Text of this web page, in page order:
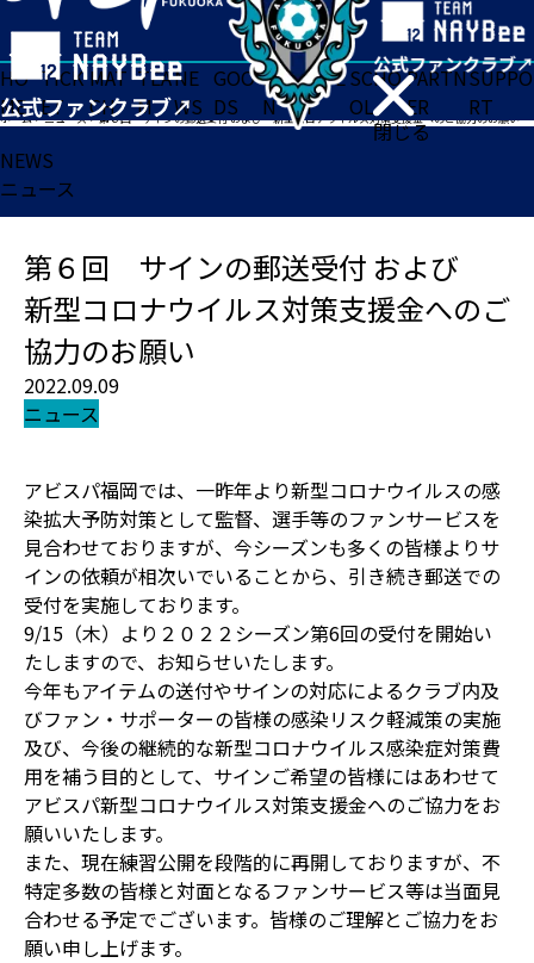
閉じる
HO
ME
TICK
ET
MAT
CH
TEA
M
NE
WS
GOO
DS
FA
N
ACADE
MY
SCHO
OL
PARTN
ER
SUPPO
RT
ホーム>ニュース>第６回 サインの郵送受付 および 新型コロナウイルス対策支援金へのご協力のお願い
NEWS
ニュース
第６回 サインの郵送受付 および
新型コロナウイルス対策支援金へのご
協力のお願い
2022.09.09
ニュース
アビスパ福岡では、一昨年より新型コロナウイルスの感
染拡大予防対策として監督、選手等のファンサービスを
見合わせておりますが、今シーズンも多くの皆様よりサ
インの依頼が相次いでいることから、引き続き郵送での
受付を実施しております。
9/15（木）より２０２２シーズン第6回の受付を開始い
たしますので、お知らせいたします。
今年もアイテムの送付やサインの対応によるクラブ内及
びファン・サポーターの皆様の感染リスク軽減策の実施
及び、今後の継続的な新型コロナウイルス感染症対策費
用を補う目的として、サインご希望の皆様にはあわせて
アビスパ新型コロナウイルス対策支援金へのご協力をお
願いいたします。
また、現在練習公開を段階的に再開しておりますが、不
特定多数の皆様と対面となるファンサービス等は当面見
合わせる予定でございます。皆様のご理解とご協力をお
願い申し上げます。